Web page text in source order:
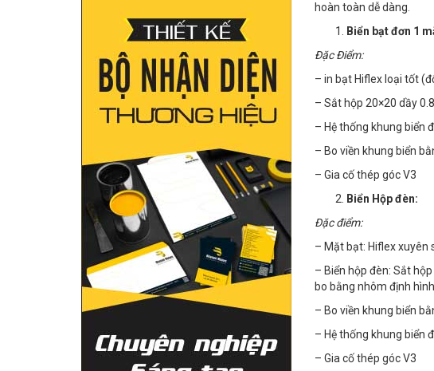
hoàn toàn dễ dàng.
Biển bạt đơn 1
Đặc Điểm:
– in bạt Hiflex loại tốt
– Sắt hộp 20×20 dầy
– Hệ thống khung biển
– Bo viền khung biển
– Gia cố thép góc V3
Biển Hộp đèn:
Đặc điểm:
– Mặt bạt: Hiflex xuyên
– Biển hộp đèn: Sắt
bo bằng nhôm định
– Bo viền khung biển
– Hệ thống khung biển
– Gia cố thép góc V3